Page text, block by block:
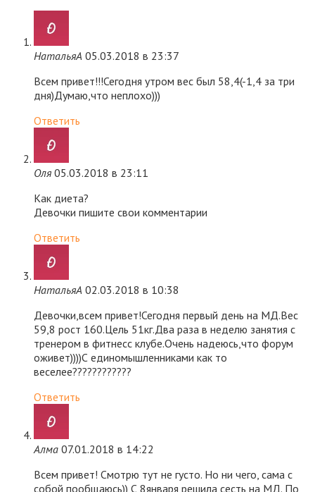
НатальяА 05.03.2018 в 23:37
Всем привет!!!Сегодня утром вес был 58,4(-1,4 за три
дня)Думаю,что неплохо)))
Ответить
Оля 05.03.2018 в 23:11
Как диета?
Девочки пишите свои комментарии
Ответить
НатальяА 02.03.2018 в 10:38
Девочки,всем привет!Сегодня первый день на МД.Вес
59,8 рост 160.Цель 51кг.Два раза в неделю занятия с
тренером в фитнесс клубе.Очень надеюсь,что форум
оживет))))С единомышленниками как то
веселее????????????
Ответить
Алма 07.01.2018 в 14:22
Всем привет! Смотрю тут не густо. Но ни чего, сама с
собой пообщаюсь)) С 8января решила сесть на МД. По